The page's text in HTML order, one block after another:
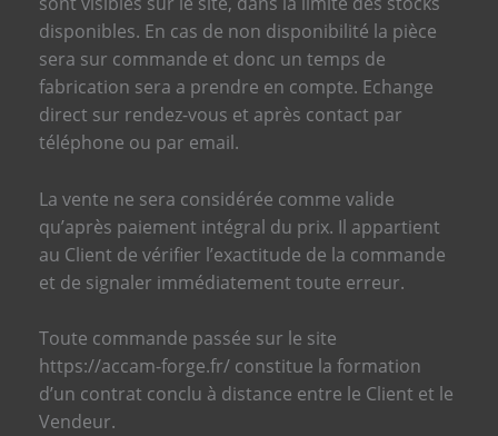
disponibles. En cas de non disponibilité la pièce
sera sur commande et donc un temps de
fabrication sera a prendre en compte. Echange
direct sur rendez-vous et après contact par
téléphone ou par email.
La vente ne sera considérée comme valide
qu’après paiement intégral du prix. Il appartient
au Client de vérifier l’exactitude de la commande
et de signaler immédiatement toute erreur.
Toute commande passée sur le site
https://accam-forge.fr/ constitue la formation
d’un contrat conclu à distance entre le Client et le
Vendeur.